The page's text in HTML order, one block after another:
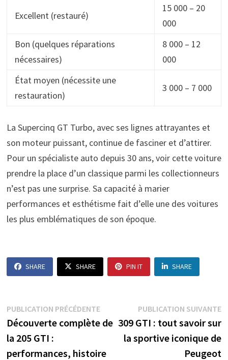
Excellent (restauré)
15 000 – 20
000
Bon (quelques réparations
nécessaires)
8 000 – 12
000
État moyen (nécessite une
restauration)
3 000 – 7 000
La Supercinq GT Turbo, avec ses lignes attrayantes et
son moteur puissant, continue de fasciner et d’attirer.
Pour un spécialiste auto depuis 30 ans, voir cette voiture
prendre la place d’un classique parmi les collectionneurs
n’est pas une surprise. Sa capacité à marier
performances et esthétisme fait d’elle une des voitures
les plus emblématiques de son époque.
SHARE SHARE PIN IT SHARE
Navigation
de
l’article
PUBLICATION PRÉCÉDENTEPublication
précédente :
Découverte complète de
la 205 GTI :
performances, histoire
PUBLICATION SUIVANTE
309 GTI : tout savoir sur
la sportive iconique de
Peugeot